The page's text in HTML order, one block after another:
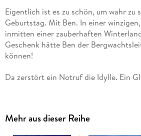
Eigentlich ist es zu schön, um wahr zu
Geburtstag. Mit Ben. In einer
inmitten einer zauberhaften
Geschenk hätte Ben der
können!
Da zerstört ein Notruf die Idylle. Ein
haben, begegnet sie in der letzten
Mehr aus dieser Reihe